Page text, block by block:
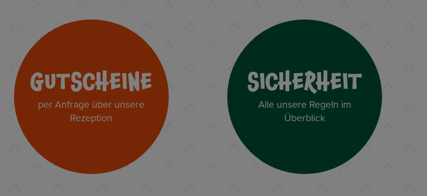
GUTSCHEINE
per Anfrage über unsere
Rezeption
SICHERHEIT
Alle unsere Regeln im
Überblick